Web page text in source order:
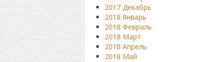
2017 Декабрь
2018 Январь
2018 Февраль
2018 Март
2018 Апрель
2018 Май